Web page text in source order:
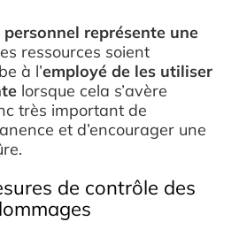
personnel représente une
ressources soient
à l’employé de les utiliser
lorsque cela s’avère
très important de
et d’encourager une
de contrôle des